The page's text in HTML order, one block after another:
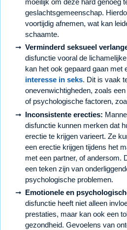
geslachtsgemeenschap.
voortijdig afnemen, wat kan
schaamte.
Verminderd seksueel
disfunctie vooral de
kan het ook gepaard gaan met
interesse in seks. Dit is vaak
onevenwichtigheden, zoals
of psychologische factoren,
Inconsistente erecties:
disfunctie kunnen merken dat
erectie te krijgen varieert. Ze
een erectie krijgen tijdens het
met een partner, of andersom.
een teken zijn van
psychologische problemen.
Emotionele en
disfunctie heeft niet alleen
prestaties, maar kan ook een
gezondheid. Gevoelens van